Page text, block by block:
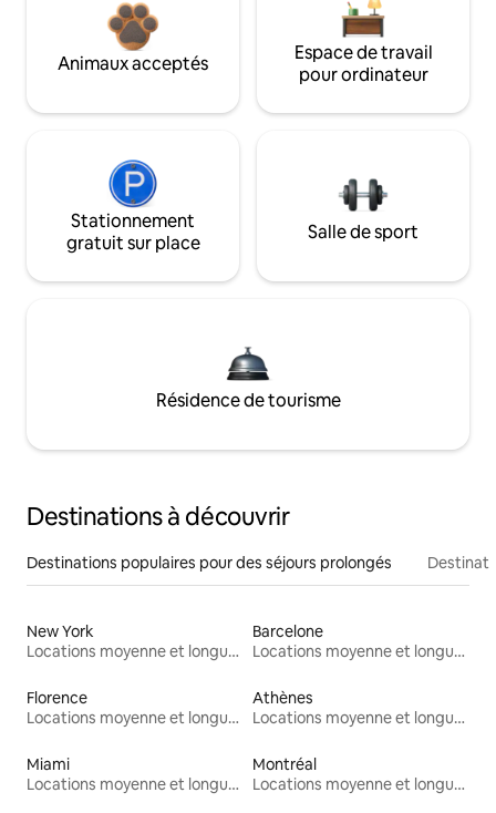
Animaux acceptés
Espace de travail
pour ordinateur
Stationnement
gratuit sur place
Salle de sport
Résidence de tourisme
Destinations à découvrir
Destinations populaires pour des séjours prolongés
New York
Locations moyenne et longue durée
Barcelone
Locations moyenne et longue durée
Florence
Locations moyenne et longue durée
Athènes
Locations moyenne et longue durée
Miami
Locations moyenne et longue durée
Montréal
Locations moyenne et longue durée